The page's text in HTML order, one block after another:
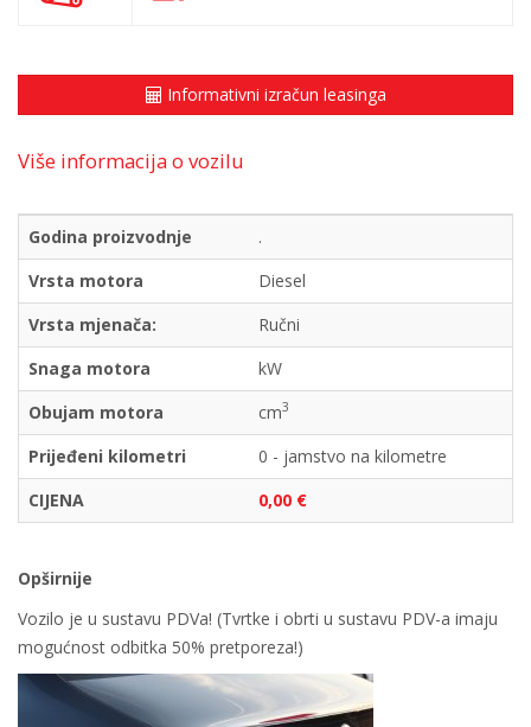
Informativni izračun leasinga
Više informacija o vozilu
Godina proizvodnje
.
Vrsta motora
Diesel
Vrsta mjenača:
Ručni
Snaga motora
kW
Obujam motora
cm3
Prijeđeni kilometri
0 - jamstvo na kilometre
CIJENA
0,00 €
Opširnije
Vozilo je u sustavu PDVa! (Tvrtke i obrti u sustavu PDV-a imaju
mogućnost odbitka 50% pretporeza!)